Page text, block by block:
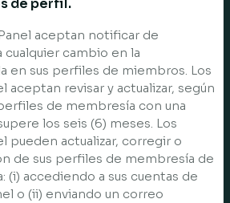
de perfil.
aceptan notificar de
cambio en la
en sus perfiles de miembros. Los
aceptan revisar y actualizar, según
de membresía con una
los seis (6) meses. Los
pueden actualizar, corregir o
de sus perfiles de membresía de
(i) accediendo a sus cuentas de
o (ii) enviando un correo